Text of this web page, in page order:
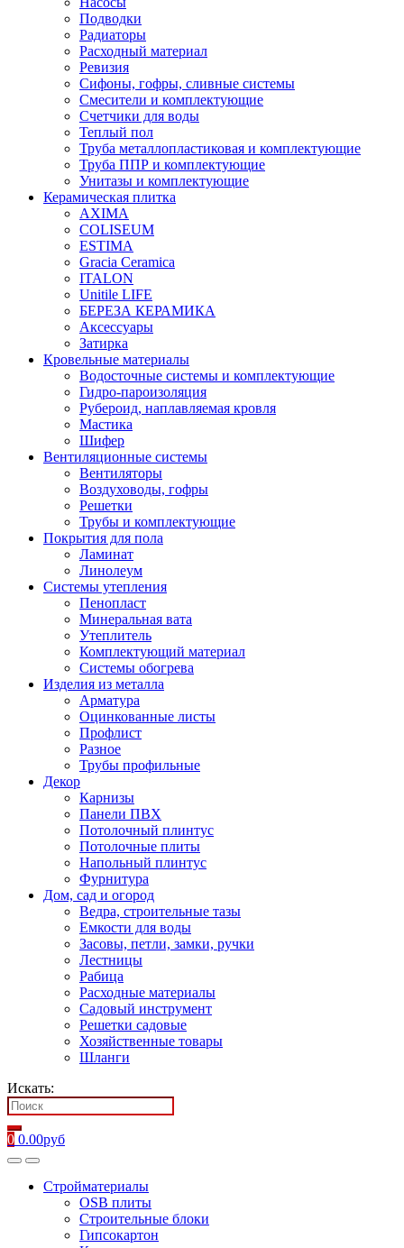
Подводки
Радиаторы
Расходный материал
Ревизия
Сифоны, гофры, сливные системы
Смесители и комплектующие
Счетчики для воды
Теплый пол
Труба металлопластиковая и комплектующие
Труба ППР и комплектующие
Унитазы и комплектующие
Керамическая плитка
AXIMA
COLISEUM
ESTIMA
Gracia Ceramica
ITALON
Unitile LIFE
БЕРЕЗА КЕРАМИКА
Аксессуары
Затирка
Кровельные материалы
Водосточные системы и комплектующие
Гидро-пароизоляция
Рубероид, наплавляемая кровля
Мастика
Шифер
Вентиляционные системы
Вентиляторы
Воздуховоды, гофры
Решетки
Трубы и комплектующие
Покрытия для пола
Ламинат
Линолеум
Системы утепления
Пенопласт
Минеральная вата
Утеплитель
Комплектующий материал
Системы обогрева
Изделия из металла
Арматура
Оцинкованные листы
Профлист
Разное
Трубы профильные
Декор
Карнизы
Панели ПВХ
Потолочный плинтус
Потолочные плиты
Напольный плинтус
Фурнитура
Дом, сад и огород
Ведра, строительные тазы
Емкости для воды
Засовы, петли, замки, ручки
Лестницы
Рабица
Расходные материалы
Садовый инструмент
Решетки садовые
Хозяйственные товары
Шланги
Искать:
0 0.00руб
Стройматериалы
OSB плиты
Строительные блоки
Гипсокартон